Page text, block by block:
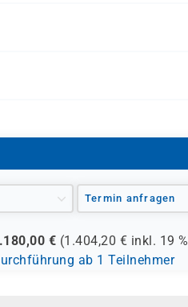
Termin anfragen
€ (1.404,20 € inkl. 19 %
ab 1 Teilnehmer